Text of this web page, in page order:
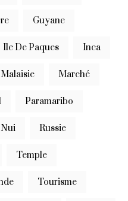
Guyane
Ile De Paques Inca
Malaisie Marché
Paramaribo
Nui Russie
Temple
Tourisme